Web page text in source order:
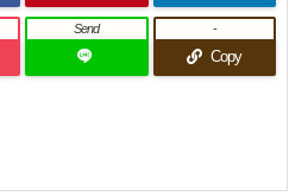
Send
Copy
-